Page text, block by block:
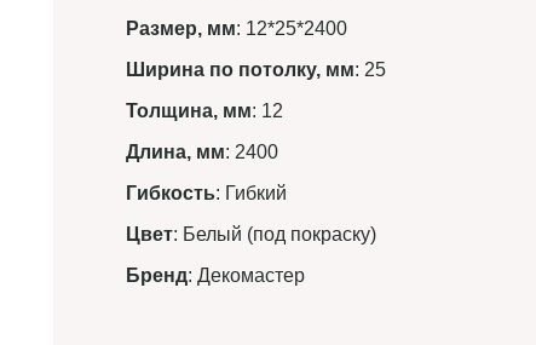
Размер, мм: 12*25*2400
Ширина по потолку, мм: 25
Толщина, мм: 12
Длина, мм: 2400
Гибкость: Гибкий
Цвет: Белый (под покраску)
Бренд: Декомастер